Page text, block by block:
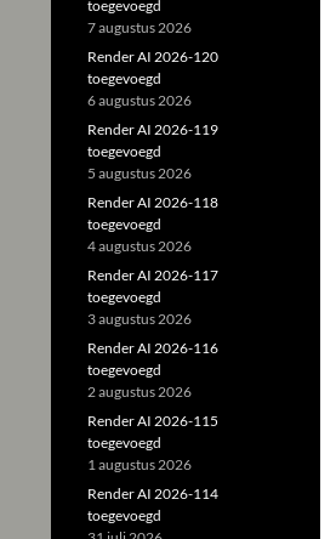
toegevoegd
7 augustus 2026
Render AI 2026-120
toegevoegd
6 augustus 2026
Render AI 2026-119
toegevoegd
5 augustus 2026
Render AI 2026-118
toegevoegd
4 augustus 2026
Render AI 2026-117
toegevoegd
3 augustus 2026
Render AI 2026-116
toegevoegd
2 augustus 2026
Render AI 2026-115
toegevoegd
1 augustus 2026
Render AI 2026-114
toegevoegd